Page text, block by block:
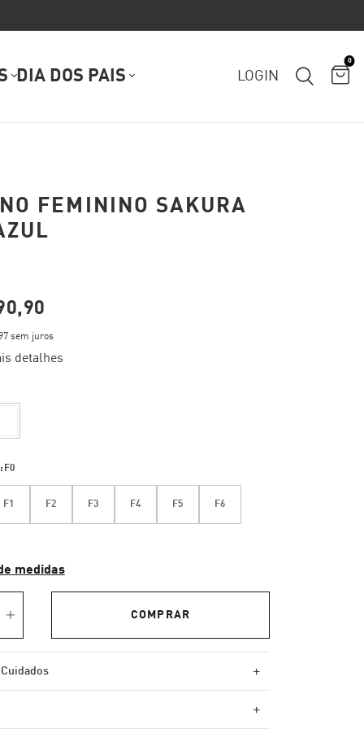
DIA DOS PAIS LOGIN
0
FEMININO SAKURA
sem juros
detalhes
F0
F1 F2 F3 F4 F5 F6
medidas
+
+